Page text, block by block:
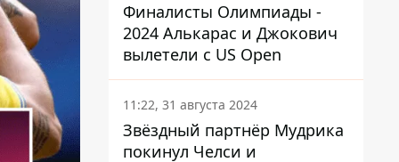
Финалисты Олимпиады -
2024 Алькарас и Джокович
вылетели с US Open
11:22, 31 августа 2024
Звёздный партнёр Мудрика
покинул Челси и